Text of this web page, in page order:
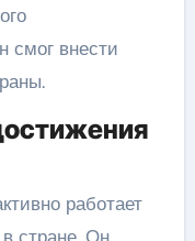
смог внести
работает